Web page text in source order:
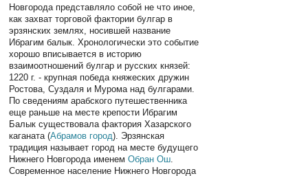
Новгорода представляло собой не что иное,
как захват торговой фактории булгар в
эрзянских землях, носившей название
Ибрагим балык. Хронологически это событие
хорошо вписывается в историю
взаимоотношений булгар и русских князей:
1220 г. - крупная победа княжеских дружин
Ростова, Суздаля и Мурома над булгарами.
По сведениям арабского путешественника
еще раньше на месте крепости Ибрагим
Балык существовала фактория Хазарского
каганата (Абрамов город). Эрзянская
традиция называет город на месте будущего
Нижнего Новгорода именемОбран Ош
Современное население Нижнего Новгорода